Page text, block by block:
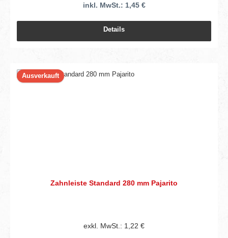
inkl. MwSt.: 1,45 €
Details
Ausverkauft
Zahnleiste Standard 280 mm Pajarito
exkl. MwSt.: 1,22 €